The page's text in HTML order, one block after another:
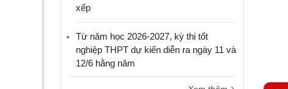
xếp
Từ năm học 2026-2027, kỳ thi tốt
nghiệp THPT dự kiến diễn ra ngày 11 và
12/6 hằng năm